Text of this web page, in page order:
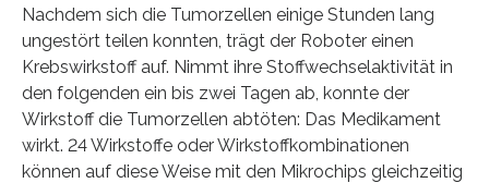
Nachdem sich die Tumorzellen einige Stunden lang
ungestört teilen konnten, trägt der Roboter einen
Krebswirkstoff auf. Nimmt ihre Stoffwechselaktivität in
den folgenden ein bis zwei Tagen ab, konnte der
Wirkstoff die Tumorzellen abtöten: Das Medikament
wirkt. 24 Wirkstoffe oder Wirkstoffkombinationen
können auf diese Weise mit den Mikrochips gleichzeitig